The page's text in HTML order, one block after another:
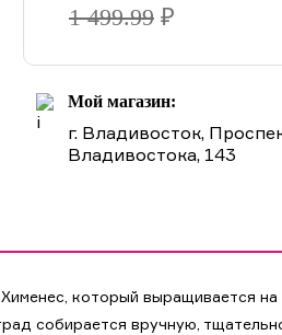
1 499.99 ₽
Мой магазин:
г. Владивосток,
Владивостока, 143
который выращивается
собирается вручную,